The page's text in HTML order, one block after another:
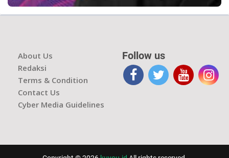
About Us
Redaksi
Terms & Condition
Contact Us
Cyber Media Guidelines
Follow us